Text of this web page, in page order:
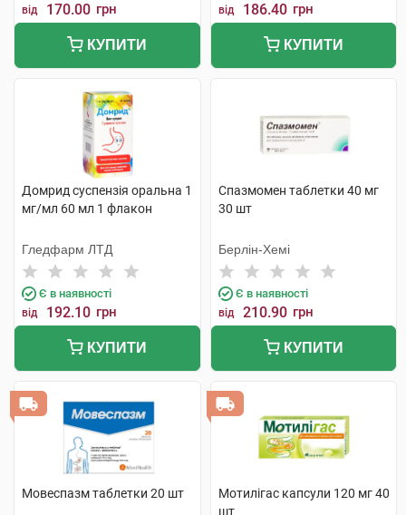
від 170.00 грн
КУПИТИ
від 186.40 грн
КУПИТИ
Домрид суспензія оральна 1
мг/мл 60 мл 1 флакон
Гледфарм ЛТД
Є в наявності
від 192.10 грн
КУПИТИ
Спазмомен таблетки 40 мг
30 шт
Берлін-Хемі
Є в наявності
від 210.90 грн
КУПИТИ
Мовеспазм таблетки 20 шт
Мотилігас капсули 120 мг 40
шт